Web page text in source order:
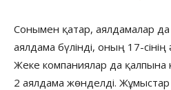
Сонымен қатар, аялдамалар да
аялдама бүлінді, оның 17-сінің
Жеке компаниялар да қалпына
2 аялдама жөнделді.